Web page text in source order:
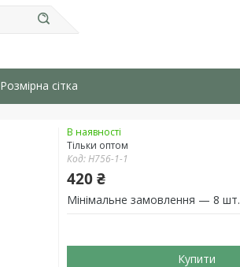
Розмірна сітка
В наявності
Тільки оптом
Код:H756-1-1
420 ₴
Мінімальне замовлення — 8 шт.
Купити